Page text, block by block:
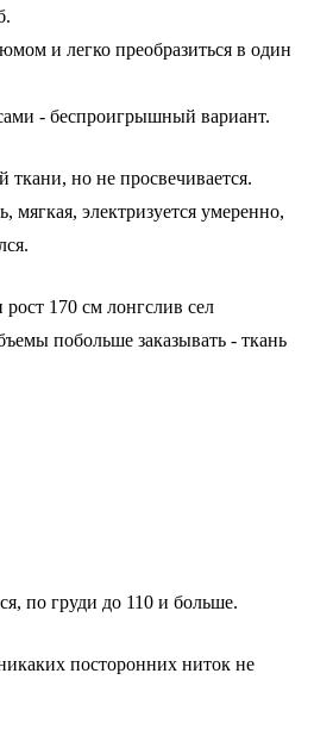
и легко преобразиться в один
- беспроигрышный вариант.
ткани, но не просвечивается.
мягкая, электризуется умеренно,
170 см лонгслив сел
побольше заказывать - ткань
по груди до 110 и больше.
посторонних ниток не